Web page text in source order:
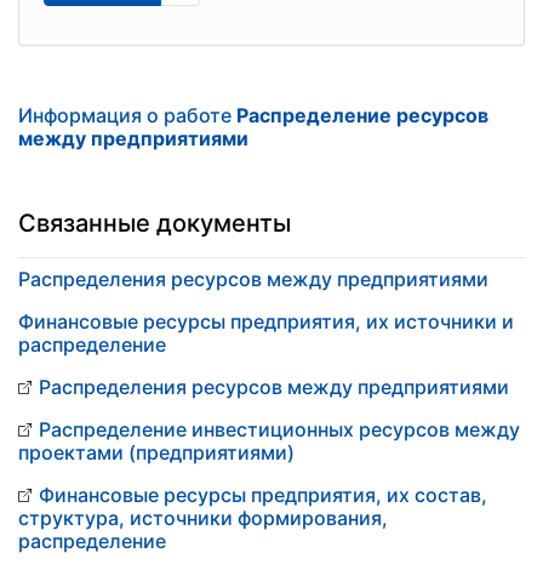
Информация о работе Распределение ресурсов
между предприятиями
Связанные документы
Распределения ресурсов между предприятиями
Финансовые ресурсы предприятия, их источники и
распределение
Распределения ресурсов между предприятиями
Распределение инвестиционных ресурсов между
проектами (предприятиями)
Финансовые ресурсы предприятия, их состав,
структура, источники формирования,
распределение